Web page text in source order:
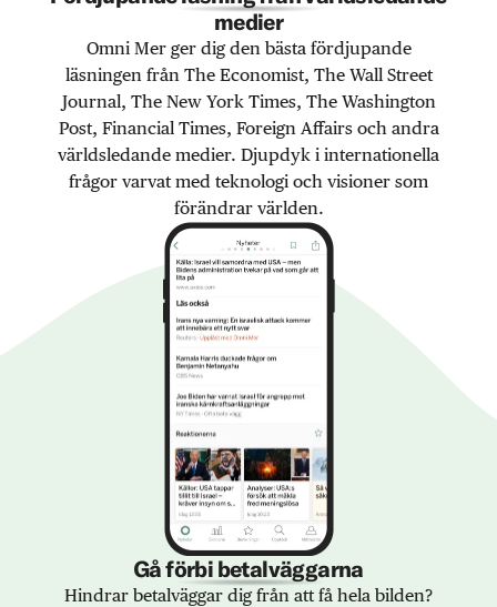
medier
Omni Mer ger dig den bästa fördjupande
läsningen från The Economist, The Wall Street
Journal, The New York Times, The Washington
Post, Financial Times, Foreign Affairs och andra
världsledande medier. Djupdyk i internationella
frågor varvat med teknologi och visioner som
förändrar världen.
Gå förbi betalväggarna
Hindrar betalväggar dig från att få hela bilden?